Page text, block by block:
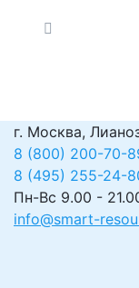
г. Москва,
8 (800) 200-70-
8 (495) 255-24-
Пн-Вс 9.00 -
info@smart-